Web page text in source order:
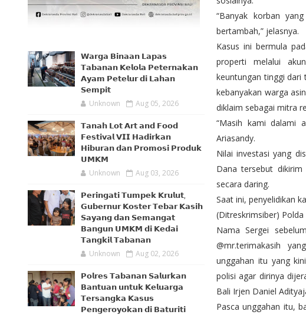
𝗪𝗮𝗿𝗴𝗮 𝗕𝗶𝗻𝗮𝗮𝗻 𝗟𝗮𝗽𝗮𝘀
𝗧𝗮𝗯𝗮𝗻𝗮𝗻 𝗞𝗲𝗹𝗼𝗹𝗮 𝗣𝗲𝘁𝗲𝗿𝗻𝗮𝗸𝗮𝗻
𝗔𝘆𝗮𝗺 𝗣𝗲𝘁𝗲𝗹𝘂𝗿 𝗱𝗶 𝗟𝗮𝗵𝗮𝗻
𝗦𝗲𝗺𝗽𝗶𝘁
Unknown Aug 05, 2026
𝗧𝗮𝗻𝗮𝗵 𝗟𝗼𝘁 𝗔𝗿𝘁 𝗮𝗻𝗱 𝗙𝗼𝗼𝗱
𝗙𝗲𝘀𝘁𝗶𝘃𝗮𝗹 𝗩𝗜𝗜 𝗛𝗮𝗱𝗶𝗿𝗸𝗮𝗻
𝗛𝗶𝗯𝘂𝗿𝗮𝗻 𝗱𝗮𝗻 𝗣𝗿𝗼𝗺𝗼𝘀𝗶 𝗣𝗿𝗼𝗱𝘂𝗸
𝗨𝗠𝗞𝗠
Unknown Aug 03, 2026
𝗣𝗲𝗿𝗶𝗻𝗴𝗮𝘁𝗶 𝗧𝘂𝗺𝗽𝗲𝗸 𝗞𝗿𝘂𝗹𝘂𝘁,
𝗚𝘂𝗯𝗲𝗿𝗻𝘂𝗿 𝗞𝗼𝘀𝘁𝗲𝗿 𝗧𝗲𝗯𝗮𝗿 𝗞𝗮𝘀𝗶𝗵
𝗦𝗮𝘆𝗮𝗻𝗴 𝗱𝗮𝗻 𝗦𝗲𝗺𝗮𝗻𝗴𝗮𝘁
𝗕𝗮𝗻𝗴𝘂𝗻 𝗨𝗠𝗞𝗠 𝗱𝗶 𝗞𝗲𝗱𝗮𝗶
𝗧𝗮𝗻𝗴𝗸𝗶𝗹 𝗧𝗮𝗯𝗮𝗻𝗮𝗻
Unknown Aug 02, 2026
𝗣𝗼𝗹𝗿𝗲𝘀 𝗧𝗮𝗯𝗮𝗻𝗮𝗻 𝗦𝗮𝗹𝘂𝗿𝗸𝗮𝗻
𝗕𝗮𝗻𝘁𝘂𝗮𝗻 𝘂𝗻𝘁𝘂𝗸 𝗞𝗲𝗹𝘂𝗮𝗿𝗴𝗮
𝗧𝗲𝗿𝘀𝗮𝗻𝗴𝗸𝗮 𝗞𝗮𝘀𝘂𝘀
𝗣𝗲𝗻𝗴𝗲𝗿𝗼𝘆𝗼𝗸𝗮𝗻 𝗱𝗶 𝗕𝗮𝘁𝘂𝗿𝗶𝘁𝗶
“Banyak korban
bertambah,” jelasnya.
Kasus ini bermula
properti melalui
keuntungan tinggi dari
kebanyakan warga
diklaim sebagai mitra
“Masih kami dalami
Ariasandy.
Nilai investasi yang
Dana tersebut
secara daring.
Saat ini, penyelidikan
(Ditreskrimsiber) Polda
Nama Sergei
@mr.terimakasih
unggahan itu yang
polisi agar dirinya
Bali Irjen Daniel
Pasca unggahan itu,